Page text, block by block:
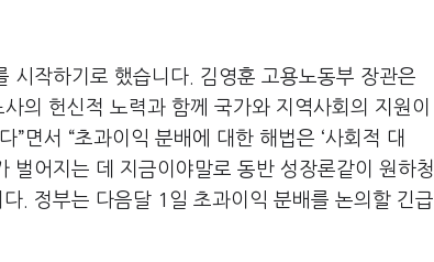
시작하기로 했습니다
김영훈 고용노동부 장관은
의 헌신적 노력과 함께 국가와 지역사회의 지원이
”면서 “초과이익 분배에 대한 해법은 ‘사회적 대
벌어지는 데 지금이야말로 동반 성장론같이 원하청
다 정부는 다음달 1 일 초과이익 분배를 논의할 긴급